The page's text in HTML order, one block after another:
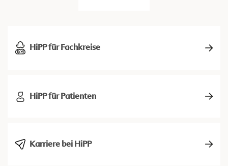
HiPP für Fachkreise
HiPP für Patienten
Karriere bei HiPP